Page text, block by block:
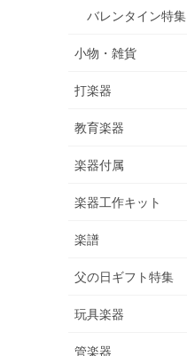
バレンタイン特集
小物・雑貨
打楽器
教育楽器
楽器付属
楽器工作キット
楽譜
父の日ギフト特集
玩具楽器
管楽器